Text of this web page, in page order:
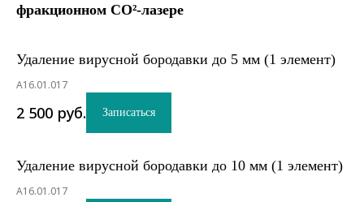
фракционном СО²-лазере
Удаление вирусной бородавки до 5 мм (1 элемент)
А16.01.017
2 500 руб. Записаться
Удаление вирусной бородавки до 10 мм (1 элемент)
А16.01.017